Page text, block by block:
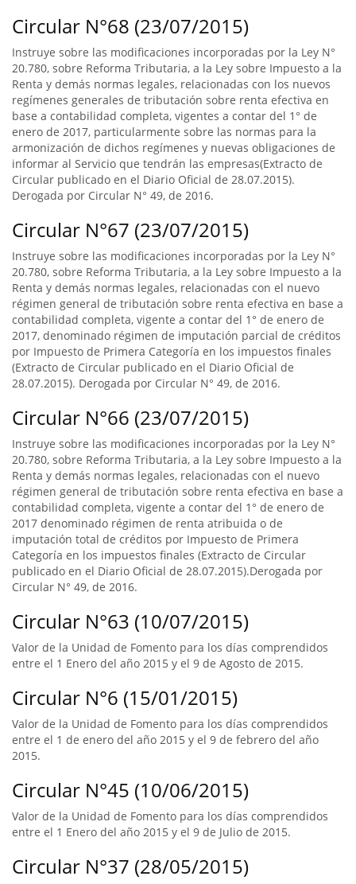
Circular N°68 (23/07/2015)
Instruye sobre las modificaciones incorporadas por la Ley N°
20.780, sobre Reforma Tributaria, a la Ley sobre Impuesto a la
Renta y demás normas legales, relacionadas con los nuevos
regímenes generales de tributación sobre renta efectiva en
base a contabilidad completa, vigentes a contar del 1° de
enero de 2017, particularmente sobre las normas para la
armonización de dichos regímenes y nuevas obligaciones de
informar al Servicio que tendrán las empresas(Extracto de
Circular publicado en el Diario Oficial de 28.07.2015).
Derogada por Circular N° 49, de 2016.
Circular N°67 (23/07/2015)
Instruye sobre las modificaciones incorporadas por la Ley N°
20.780, sobre Reforma Tributaria, a la Ley sobre Impuesto a la
Renta y demás normas legales, relacionadas con el nuevo
régimen general de tributación sobre renta efectiva en base a
contabilidad completa, vigente a contar del 1° de enero de
2017, denominado régimen de imputación parcial de créditos
por Impuesto de Primera Categoría en los impuestos finales
(Extracto de Circular publicado en el Diario Oficial de
28.07.2015). Derogada por Circular N° 49, de 2016.
Circular N°66 (23/07/2015)
Instruye sobre las modificaciones incorporadas por la Ley N°
20.780, sobre Reforma Tributaria, a la Ley sobre Impuesto a la
Renta y demás normas legales, relacionadas con el nuevo
régimen general de tributación sobre renta efectiva en base a
contabilidad completa, vigente a contar del 1° de enero de
2017 denominado régimen de renta atribuida o de
imputación total de créditos por Impuesto de Primera
Categoría en los impuestos finales (Extracto de Circular
publicado en el Diario Oficial de 28.07.2015).Derogada por
Circular N° 49, de 2016.
Circular N°63 (10/07/2015)
Valor de la Unidad de Fomento para los días comprendidos
entre el 1 Enero del año 2015 y el 9 de Agosto de 2015.
Circular N°6 (15/01/2015)
Valor de la Unidad de Fomento para los días comprendidos
entre el 1 de enero del año 2015 y el 9 de febrero del año
2015.
Circular N°45 (10/06/2015)
Valor de la Unidad de Fomento para los días comprendidos
entre el 1 Enero del año 2015 y el 9 de Julio de 2015.
Circular N°37 (28/05/2015)